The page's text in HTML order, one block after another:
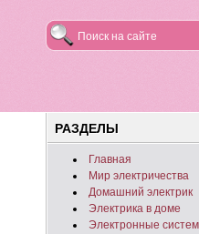
РАЗДЕЛЫ
Главная
Мир электричества
Домашний электрик
Электрика в доме
Электронные